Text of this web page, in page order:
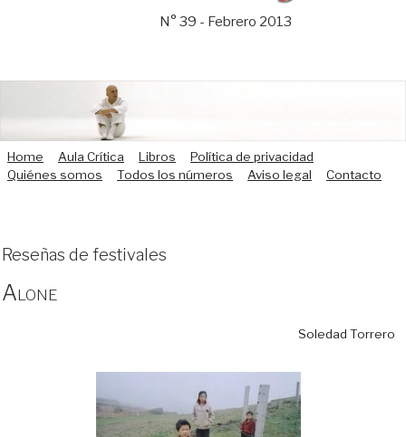
N° 39 - Febrero 2013
Home Aula Crítica Libros
Política de privacidad
Quiénes somos
Todos los números Aviso legal Contacto
Reseñas de festivales
Alone
Soledad Torrero